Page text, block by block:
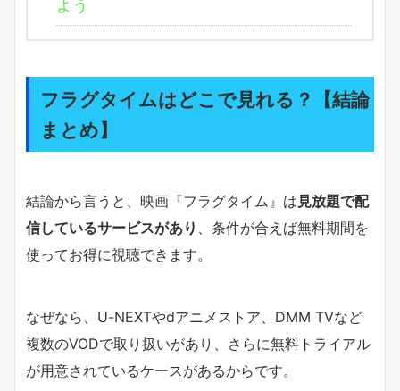
よう
フラグタイムはどこで見れる？【結論
まとめ】
結論から言うと、映画『フラグタイム』は 見放題で配
信しているサービスがあり 、条件が合えば無料期間を
使ってお得に視聴できます。
なぜなら、U-NEXTやdアニメストア、DMM TVなど
複数のVODで取り扱いがあり、さらに無料トライアル
が用意されているケースがあるからです。